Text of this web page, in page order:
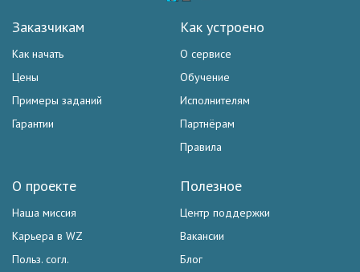
Заказчикам
Как начать
Цены
Примеры заданий
Гарантии
Как устроено
О сервисе
Обучение
Исполнителям
Партнёрам
Правила
Полезное
Центр поддержки
Вакансии
Блог
О проекте
Наша миссия
Карьера в WZ
Польз. согл.